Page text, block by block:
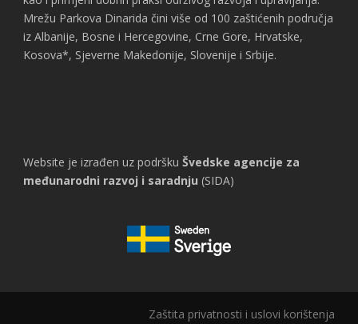
Mrežu Parkova Dinarida čini više od 100 zaštićenih područja
iz Albanije, Bosne i Hercegovine, Crne Gore, Hrvatske,
Kosova*, Sjeverne Makedonije, Slovenije i Srbije.
Website je izrađen uz podršku Švedske agencije za
međunarodni razvoj i saradnju (SIDA)
Zaštita privatnosti i uslovi korištenja